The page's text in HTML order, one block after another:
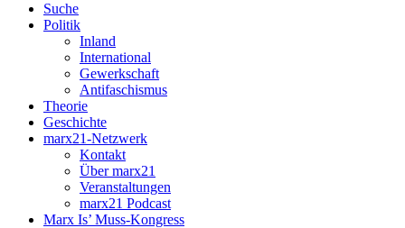
Suche
Politik
Inland
International
Gewerkschaft
Antifaschismus
Theorie
Geschichte
marx21-Netzwerk
Kontakt
Über marx21
Veranstaltungen
marx21 Podcast
Marx Is’ Muss-Kongress